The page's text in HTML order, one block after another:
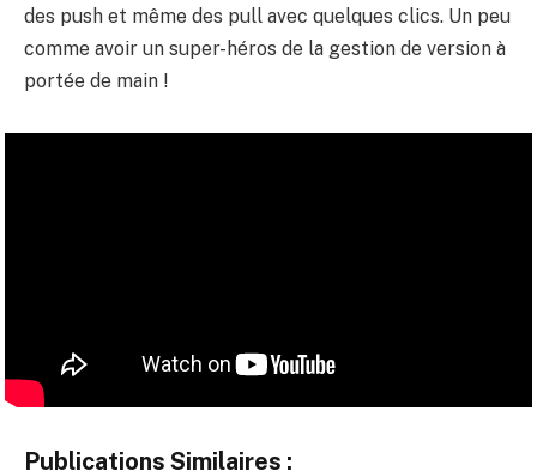
des push et même des pull avec quelques clics. Un peu
comme avoir un super-héros de la gestion de version à
portée de main !
Publications Similaires :